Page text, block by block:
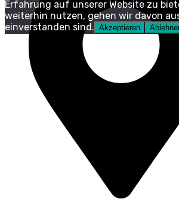
Erfahrung auf unserer Website zu
weiterhin nutzen, gehen wir davon
einverstanden sind. Akzeptieren